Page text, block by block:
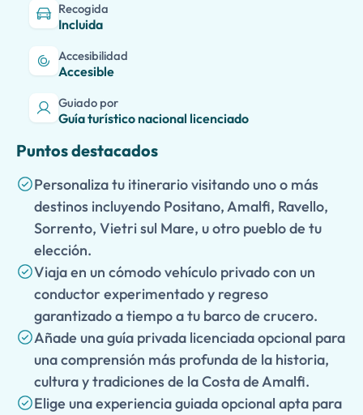
Recogida
Incluida
Accesibilidad
Accesible
Guiado por
Guía turístico nacional licenciado
Puntos destacados
Personaliza tu itinerario visitando uno o más
destinos incluyendo Positano, Amalfi, Ravello,
Sorrento, Vietri sul Mare, u otro pueblo de tu
elección.
Viaja en un cómodo vehículo privado con un
conductor experimentado y regreso
garantizado a tiempo a tu barco de crucero.
Añade una guía privada licenciada opcional para
una comprensión más profunda de la historia,
cultura y tradiciones de la Costa de Amalfi.
Elige una experiencia guiada opcional apta para